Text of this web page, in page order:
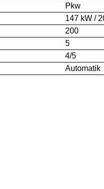
Pkw
147 kW /
200
5
4/5
Automatik